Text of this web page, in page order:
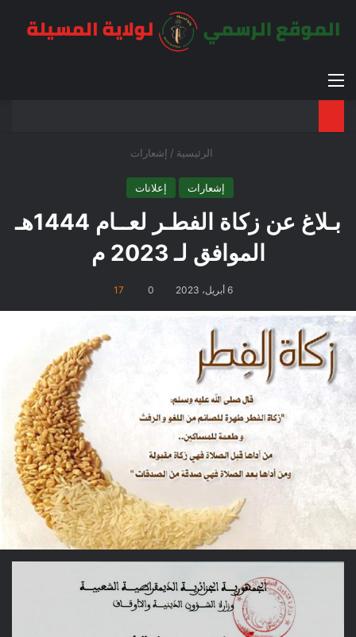
القائمة
الرئيسية / إشعارات
إشعارات إعلانات
بـلاغ عن زكاة الفطـر لعــام 1444هـ
الموافق لـ 2023 م
6 أبريل، 2023 0
17